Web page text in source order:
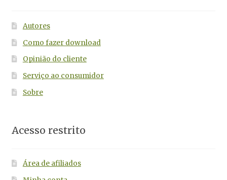
Autores
Como fazer download
Opinião do cliente
Serviço ao consumidor
Sobre
Acesso restrito
Área de afiliados